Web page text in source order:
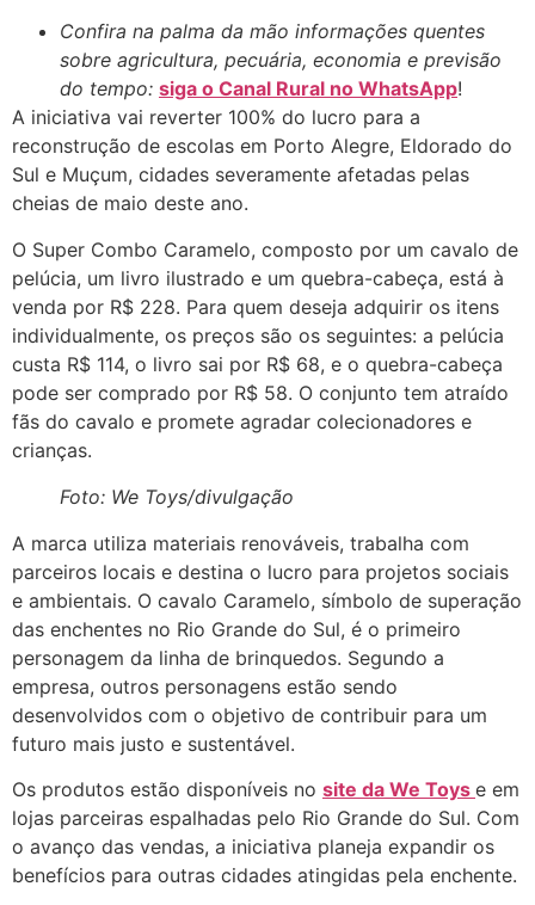
Confira na palma da mão informações quentes
sobre agricultura, pecuária, economia e previsão
do tempo: siga o Canal Rural no WhatsApp!
A iniciativa vai reverter 100% do lucro para a
reconstrução de escolas em Porto Alegre, Eldorado do
Sul e Muçum, cidades severamente afetadas pelas
cheias de maio deste ano.
O Super Combo Caramelo, composto por um cavalo de
pelúcia, um livro ilustrado e um quebra-cabeça, está à
venda por R$ 228. Para quem deseja adquirir os itens
individualmente, os preços são os seguintes: a pelúcia
custa R$ 114, o livro sai por R$ 68, e o quebra-cabeça
pode ser comprado por R$ 58. O conjunto tem atraído
fãs do cavalo e promete agradar colecionadores e
crianças.
Foto: We Toys/divulgação
A marca utiliza materiais renováveis, trabalha com
parceiros locais e destina o lucro para projetos sociais
e ambientais. O cavalo Caramelo, símbolo de superação
das enchentes no Rio Grande do Sul, é o primeiro
personagem da linha de brinquedos. Segundo a
empresa, outros personagens estão sendo
desenvolvidos com o objetivo de contribuir para um
futuro mais justo e sustentável.
Os produtos estão disponíveis no site da We Toys e em
lojas parceiras espalhadas pelo Rio Grande do Sul. Com
o avanço das vendas, a iniciativa planeja expandir os
benefícios para outras cidades atingidas pela enchente.